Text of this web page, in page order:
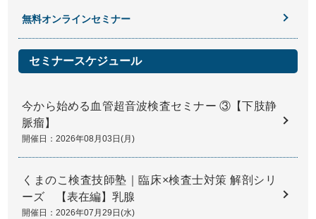
無料オンラインセミナー
セミナースケジュール
今から始める血管超音波検査セミナー ③【下肢静
脈瘤】
開催日：2026年08月03日(月)
くまのこ検査技師塾｜臨床×検査士対策 解剖シリ
ーズ 【表在編】乳腺
開催日：2026年07月29日(水)